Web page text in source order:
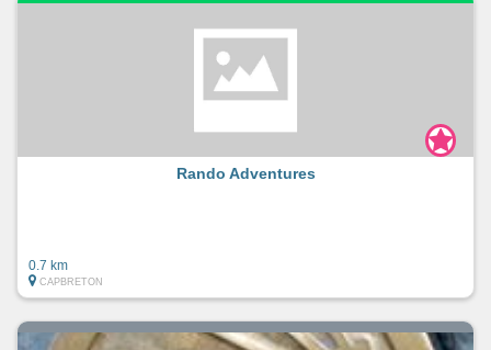
Rando Adventures
0.7 km
CAPBRETON